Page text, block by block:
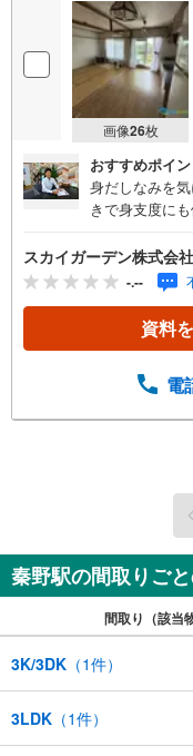
画像26枚
おすすめポイン
身だしなみを
きで身支度に
す。気になる
迎です。スー
みますよ。靴
玄関です。魅
収納すること
スカイガーデン株式会社
-.--
資料
電
秦野駅の間取りご
間取り（該当
3K/3DK （1件）
3LDK （1件）